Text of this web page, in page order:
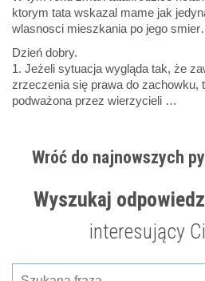
Wyszukaj
interesujący
ktorym tata wskazal mame jak
wlasnosci mieszkania po jego
Dzień dobry.
1. Jeżeli sytuacja wygląda tak, że
zrzeczenia się prawa do zachowku,
podważona przez wierzycieli …
Wróć do najnowszych